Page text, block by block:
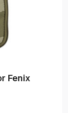
Fenix